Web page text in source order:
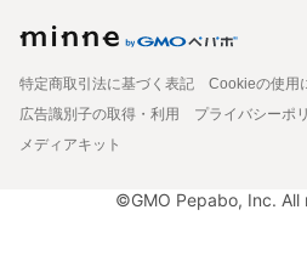
特定商取引法に基づく表記
Cookieの使用
広告識別子の取得・利用
プライバシーポ
メディアキット
©GMO Pepabo, Inc. All